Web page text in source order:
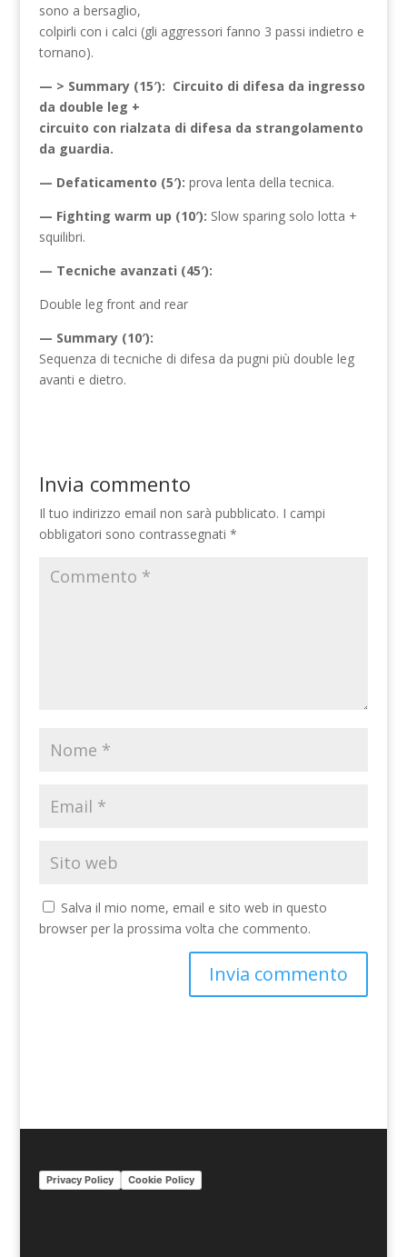
sono a bersaglio,
colpirli con i calci (gli aggressori fanno 3 passi indietro e
tornano).
— > Summary (15′): Circuito di difesa da ingresso
da double leg +
circuito con rialzata di difesa da strangolamento
da guardia.
— Defaticamento (5′): prova lenta della tecnica.
— Fighting warm up (10′): Slow sparing solo lotta +
squilibri.
— Tecniche avanzati (45′):
Double leg front and rear
— Summary (10′):
Sequenza di tecniche di difesa da pugni più double leg
avanti e dietro.
Invia commento
Il tuo indirizzo email non sarà pubblicato. I campi
obbligatori sono contrassegnati *
Salva il mio nome, email e sito web in questo
browser per la prossima volta che commento.
a
i
v
Privacy Policy Cookie Policy